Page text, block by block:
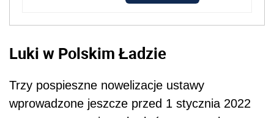
Luki w Polskim Ładzie
Trzy pospieszne nowelizacje ustawy
wprowadzone jeszcze przed 1 stycznia 2022